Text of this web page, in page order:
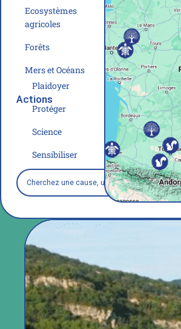
Ecosystèmes
agricoles
Forêts
Mers et Océans
Actions
Plaidoyer
Protéger
Science
Sensibiliser